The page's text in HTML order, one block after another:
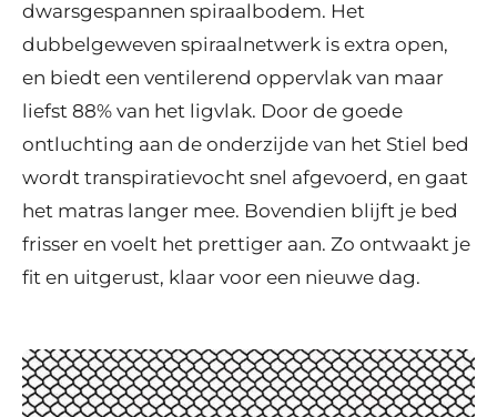
dwarsgespannen spiraalbodem. Het
dubbelgeweven spiraalnetwerk is extra open,
en biedt een ventilerend oppervlak van maar
liefst 88% van het ligvlak. Door de goede
ontluchting aan de onderzijde van het Stiel bed
wordt transpiratievocht snel afgevoerd, en gaat
het matras langer mee. Bovendien blijft je bed
frisser en voelt het prettiger aan. Zo ontwaakt je
fit en uitgerust, klaar voor een nieuwe dag.